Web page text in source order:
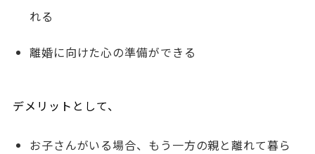
れる
離婚に向けた心の準備ができる
デメリットとして、
お子さんがいる場合、もう一方の親と離れて暮ら